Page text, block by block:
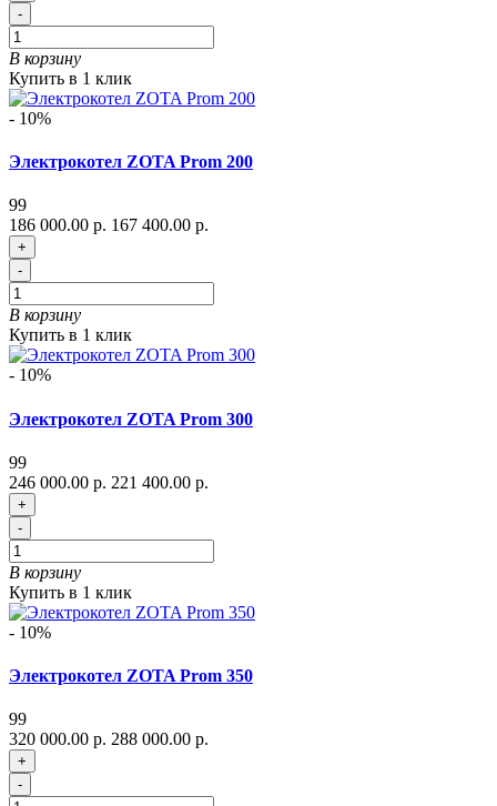
-
В корзину
Купить в 1 клик
- 10%
Электрокотел ZOTA Prom 200
99
186 000.00 р. 167 400.00 р.
+
-
В корзину
Купить в 1 клик
- 10%
Электрокотел ZOTA Prom 300
99
246 000.00 р. 221 400.00 р.
+
-
В корзину
Купить в 1 клик
- 10%
Электрокотел ZOTA Prom 350
99
320 000.00 р. 288 000.00 р.
+
-